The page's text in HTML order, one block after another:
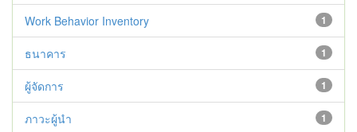
1
Work Behavior Inventory
1
ธนาคาร
1
ผู้จัดการ
1
ภาวะผู้นำ